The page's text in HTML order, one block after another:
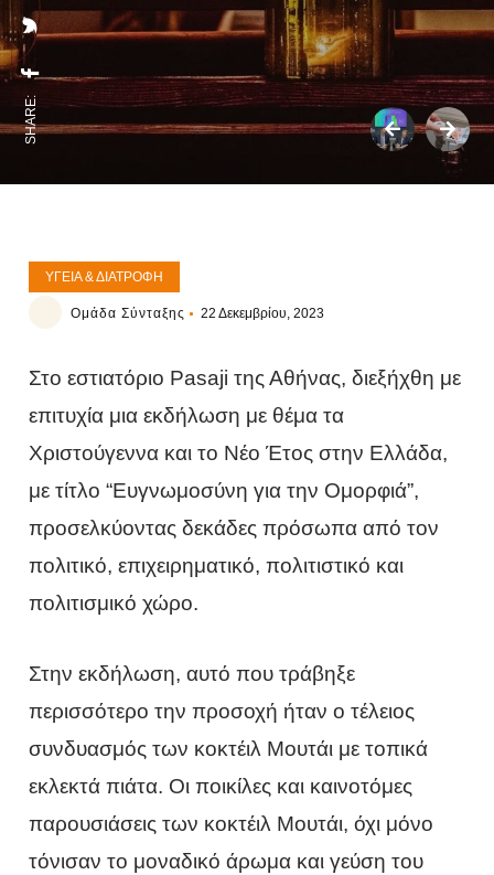
SHARE:
ΥΓΕΊΑ & ΔΙΑΤΡΟΦΉ
Ομάδα Σύνταξης 22 Δεκεμβρίου, 2023
Στο εστιατόριο Pasaji της Αθήνας, διεξήχθη με
επιτυχία μια εκδήλωση με θέμα τα
Χριστούγεννα και το Νέο Έτος στην Ελλάδα,
με τίτλο “Ευγνωμοσύνη για την Ομορφιά”,
προσελκύοντας δεκάδες πρόσωπα από τον
πολιτικό, επιχειρηματικό, πολιτιστικό και
πολιτισμικό χώρο.
Στην εκδήλωση, αυτό που τράβηξε
περισσότερο την προσοχή ήταν ο τέλειος
συνδυασμός των κοκτέιλ Μουτάι με τοπικά
εκλεκτά πιάτα. Οι ποικίλες και καινοτόμες
παρουσιάσεις των κοκτέιλ Μουτάι, όχι μόνο
τόνισαν το μοναδικό άρωμα και γεύση του